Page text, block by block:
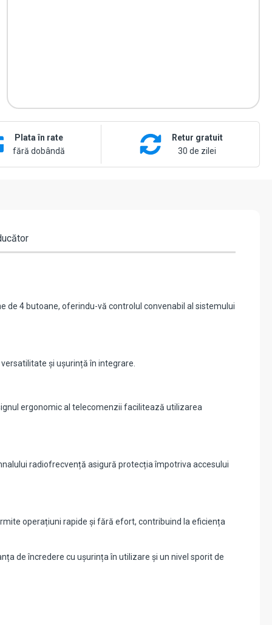
Plata în rate
fără dobândă
Retur gratuit
30 de zilei
de 4 butoane, oferindu-vă controlul convenabil al sistemului
și ușurință în integrare.
ergonomic al telecomenzii facilitează utilizarea
radiofrecvență asigură protecția împotriva accesului
operațiuni rapide și fără efort, contribuind la eficiența
de încredere cu ușurința în utilizare și un nivel sporit de